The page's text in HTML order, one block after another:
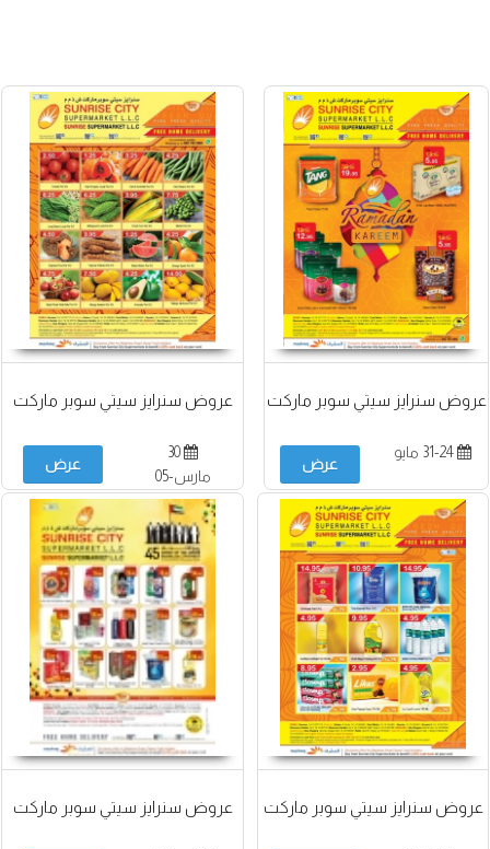
عروض سنرايز سيتي سوبر ماركت
31-24 مايو
عرض
عروض سنرايز سيتي سوبر ماركت
30
مارس-05
أبريل
عرض
عروض سنرايز سيتي سوبر ماركت عروض سنرايز سيتي سوبر ماركت